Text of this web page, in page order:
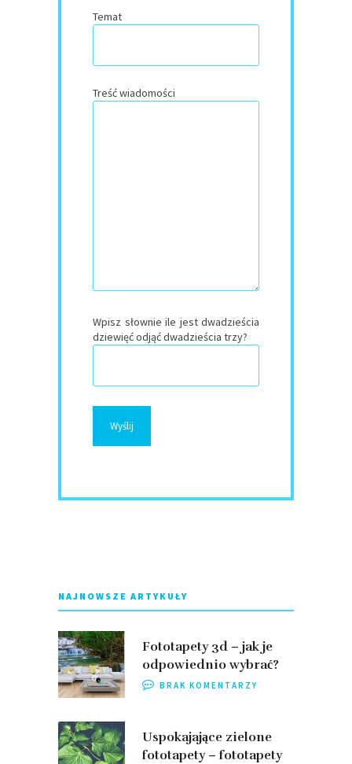
Temat
Treść wiadomości
Wpisz słownie ile jest dwadzieścia
dziewięć odjąć dwadzieścia trzy?
NAJNOWSZE ARTYKUŁY
Fototapety 3d – jak je
odpowiednio wybrać?
BRAK KOMENTARZY
Uspokajające zielone
fototapety – fototapety